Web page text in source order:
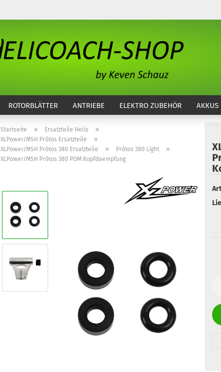
ROTORBLÄTTER ANTRIEBE ELEKTRO ZUBEHÖR AKKUS
Startseite » Ersatzteile Helis »
XLPower/MSH Prôtos Ersatzteile »
XLPower/MSH Prôtos 380 Ersatzteile » Prôtos 380 Light »
XLPower/MSH Prôtos 380 POM Kopfdaempfung